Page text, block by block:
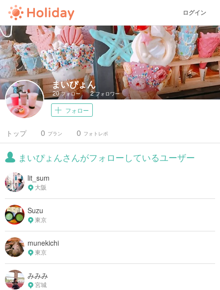
ログイン
まいぴょん
20フォロー 2フォロワー
フォロー
トップ プラン
0 フォトレポ
0
まいぴょんさんがフォローしているユーザー
lit_sum
大阪
Suzu
東京
munekichi
東京
みみみ
宮城